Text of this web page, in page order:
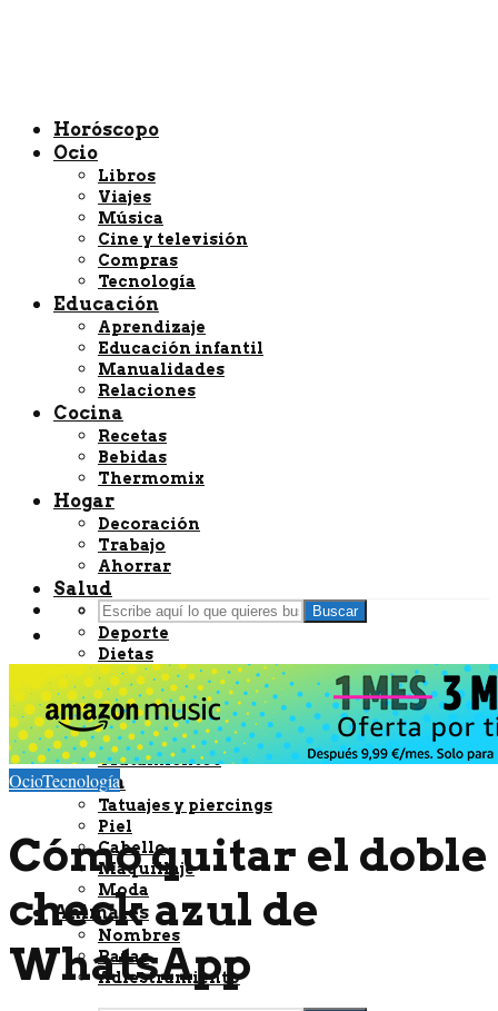
Horóscopo
Ocio
Libros
Viajes
Música
Cine y televisión
Compras
Tecnología
Educación
Aprendizaje
Educación infantil
Manualidades
Relaciones
Cocina
Recetas
Bebidas
Thermomix
Hogar
Decoración
Trabajo
Ahorrar
Salud
Bienestar
Deporte
Dietas
Embarazo
Nutrición
Remedios caseros
Enfermedades
Tratamientos
Belleza
Tatuajes y piercings
Piel
Cabello
Maquillaje
Moda
Animales
Nombres
Razas
Adiestramiento
Buscar
OcioTecnología
Cómo quitar el doble
check azul de
WhatsApp
información Acepto Rechazo